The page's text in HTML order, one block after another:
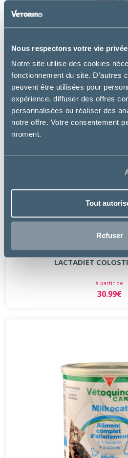
Nous respectons votre vie privée
Notre site utilise des cookies
fonctionnement du site. D’autres
peuvent être utilisées pour
expérience, diffuser des offres
personnalisées ou réaliser des
notre offre. Votre consentement
moment.
Tout
Refuser
LACTADIET
à partir de
30.99€